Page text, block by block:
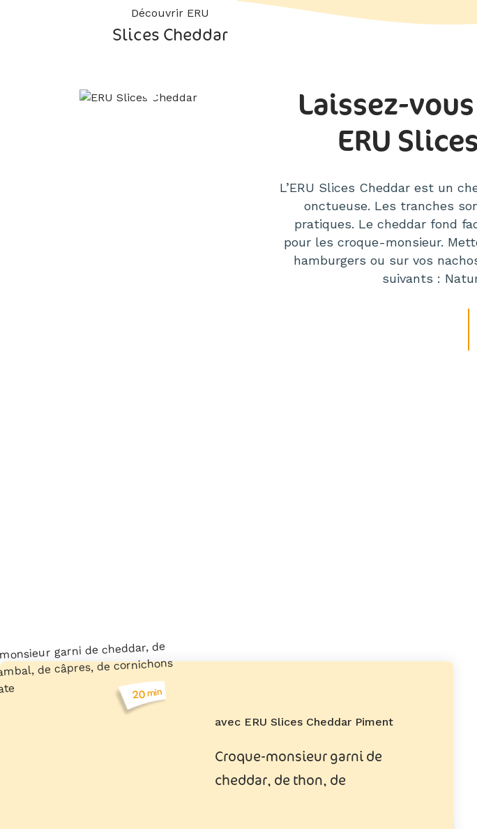
Découvrir ERU
Slices Cheddar
Laissez-
ERU
L’ERU Slices Cheddar est un
onctueuse. Les tranches
pratiques. Le cheddar fond
pour les croque-monsieur.
hamburgers ou sur vos
suivants :
20min
avec ERU Slices Cheddar Piment
Croque-monsieur garni de
cheddar, de thon, de